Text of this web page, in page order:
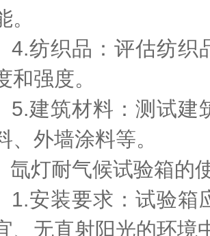
织品：评估纺织
和强度。
筑材料：测试建
、外墙涂料等。
耐气候试验箱的
装要求：试验箱
、无直射阳光的环境